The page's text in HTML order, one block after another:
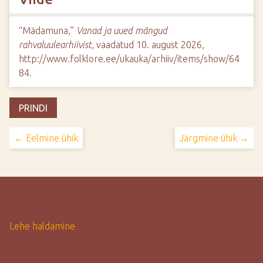
“Mädamuna,” Vanad ja uued mängud
rahvaluulearhiivist, vaadatud 10. august 2026,
http://www.folklore.ee/ukauka/arhiiv/items/show/64
84.
PRINDI
← Eelmine ühik Järgmine ühik →
Lehe haldamine